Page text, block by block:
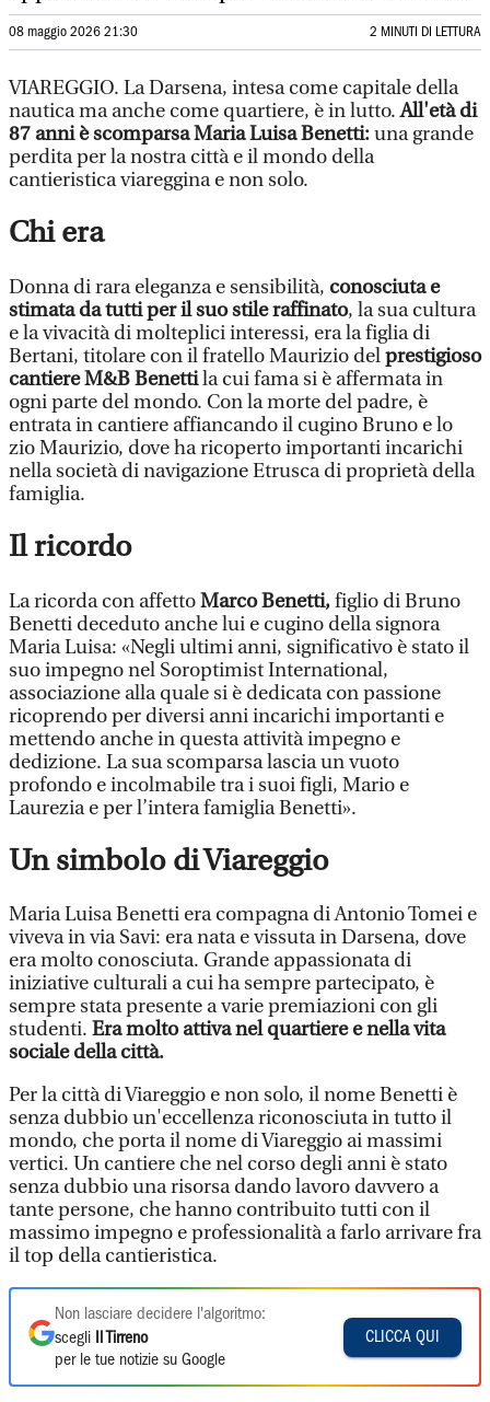
08 maggio 2026 21:30 2 MINUTI DI LETTURA
VIAREGGIO. La Darsena, intesa come capitale della
nautica ma anche come quartiere, è in lutto.All'età di
87 anni è scomparsa Maria Luisa Benetti:una grande
perdita per la nostra città e il mondo della
cantieristica viareggina e non solo.
Chi era
Donna di rara eleganza e sensibilità, conosciuta e
stimata da tutti per il suo stile raffinato, la sua cultura
e la vivacità di molteplici interessi, era la figlia di
Bertani, titolare con il fratello Maurizio delprestigioso
cantiere M&B Benettila cui fama si è affermata in
ogni parte del mondo. Con la morte del padre, è
entrata in cantiere affiancando il cugino Bruno e lo
zio Maurizio, dove ha ricoperto importanti incarichi
nella società di navigazione Etrusca di proprietà della
famiglia.
Il ricordo
La ricorda con affettoMarco Benetti,figlio di Bruno
Benetti deceduto anche lui e cugino della signora
Maria Luisa: «Negli ultimi anni, significativo è stato il
suo impegno nel Soroptimist International,
associazione alla quale si è dedicata con passione
ricoprendo per diversi anni incarichi importanti e
mettendo anche in questa attività impegno e
dedizione. La sua scomparsa lascia un vuoto
profondo e incolmabile tra i suoi figli, Mario e
Laurezia e per l’intera famiglia Benetti».
Un simbolo di Viareggio
Maria Luisa Benetti era compagna di Antonio Tomei e
viveva in via Savi: era nata e vissuta in Darsena, dove
era molto conosciuta. Grande appassionata di
iniziative culturali a cui ha sempre partecipato, è
sempre stata presente a varie premiazioni con gli
studenti. Era molto attiva nel quartiere e nella vita
sociale della città.
Per la città di Viareggio e non solo, il nome Benetti è
senza dubbio un'eccellenza riconosciuta in tutto il
mondo, che porta il nome di Viareggio ai massimi
vertici. Un cantiere che nel corso degli anni è stato
senza dubbio una risorsa dando lavoro davvero a
tante persone, che hanno contribuito tutti con il
massimo impegno e professionalità a farlo arrivare fra
il top della cantieristica.
Non lasciare decidere l'algoritmo:
scegli
Il Tirreno
per le tue notizie su Google
CLICCA QUI